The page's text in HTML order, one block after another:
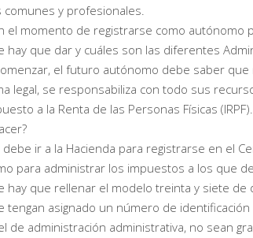
comunes y profesionales.
el momento de registrarse como
hay que dar y cuáles son las diferentes
el futuro autónomo debe saber
legal, se responsabiliza con todo sus
a la Renta de las Personas Físicas (IRPF).
ir a la Hacienda para registrarse en el
para administrar los impuestos a los que
hay que rellenar el modelo treinta y siete
tengan asignado un número de
de administración administrativa, no sean